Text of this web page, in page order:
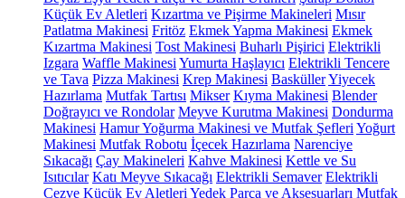
Küçük Ev Aletleri Kızartma ve Pişirme Makineleri Mısır
Patlatma Makinesi Fritöz Ekmek Yapma Makinesi Ekmek
Kızartma Makinesi Tost Makinesi Buharlı Pişirici Elektrikli
Izgara Waffle Makinesi Yumurta Haşlayıcı Elektrikli Tencere
ve Tava Pizza Makinesi Krep Makinesi BasküllerYiyecek
Hazırlama Mutfak Tartısı Mikser Kıyma Makinesi Blender
Doğrayıcı ve Rondolar Meyve Kurutma Makinesi Dondurma
Makinesi Hamur Yoğurma Makinesi ve Mutfak Şefleri Yoğurt
Makinesi Mutfak Robotu İçecek Hazırlama Narenciye
Sıkacağı Çay Makineleri Kahve Makinesi Kettle ve Su
Isıtıcılar Katı Meyve Sıkacağı Elektrikli Semaver Elektrikli
Cezve Küçük Ev Aletleri Yedek Parça ve Aksesuarları Mutfak